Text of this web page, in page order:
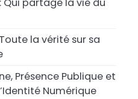
Qui partage la vie du
la vérité sur sa
Présence Publique et
Numérique